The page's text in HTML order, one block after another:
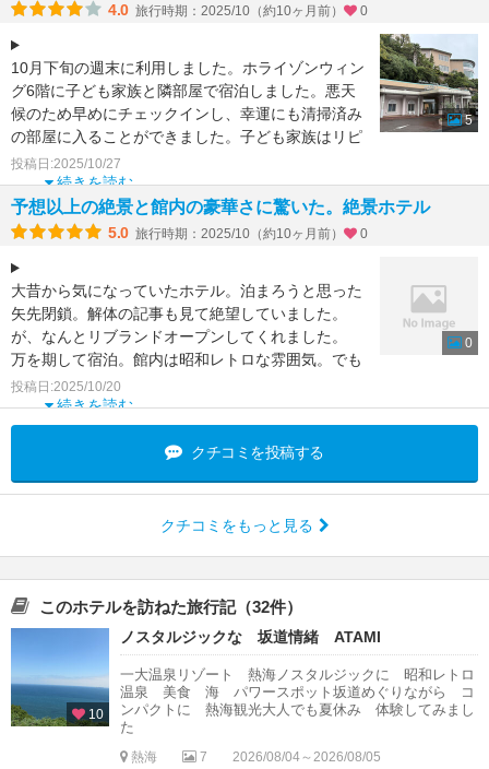
4.0 旅行時期：2025/10（約10ヶ月前） 0
10月下旬の週末に利用しました。ホライゾンウィン
グ6階に子ども家族と隣部屋で宿泊しました。悪天
候のため早めにチェックインし、幸運にも清掃済み
の部屋に入ることができました。子ども家族はリピ
ーターで、室内
続きを読む
投稿日:2025/10/27
5
予想以上の絶景と館内の豪華さに驚いた。絶景ホテル
5.0 旅行時期：2025/10（約10ヶ月前） 0
大昔から気になっていたホテル。泊まろうと思った
矢先閉鎖。解体の記事も見て絶望していました。
が、なんとリブランドオープンしてくれました。
万を期して宿泊。館内は昭和レトロな雰囲気。でも
リノベーションさ
続きを読む
投稿日:2025/10/20
0
クチコミを投稿する
クチコミをもっと見る
このホテルを訪ねた旅行記（32件）
10
ノスタルジックな 坂道情緒 ATAMI
一大温泉リゾート 熱海ノスタルジックに 昭和レトロ
温泉 美食 海 パワースポット坂道めぐりながら コ
ンパクトに 熱海観光大人でも夏休み 体験してみまし
た
熱海 7
2026/08/04～2026/08/05